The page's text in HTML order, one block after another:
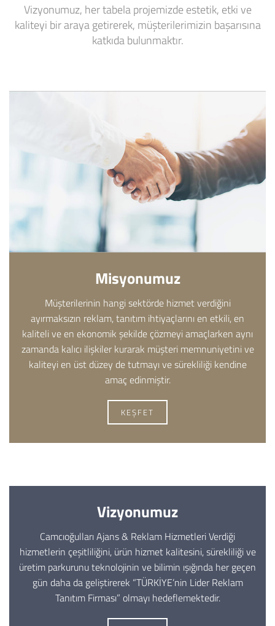
Vizyonumuz, her tabela projemizde estetik, etki ve
kaliteyi bir araya getirerek, müşterilerimizin başarısına
katkıda bulunmaktır.
Misyonumuz
Müşterilerinin hangi sektörde hizmet verdiğini
ayırmaksızın reklam, tanıtım ihtiyaçlarını en etkili, en
kaliteli ve en ekonomik şekilde çözmeyi amaçlarken aynı
zamanda kalıcı ilişkiler kurarak müşteri memnuniyetini ve
kaliteyi en üst düzey de tutmayı ve sürekliliği kendine
amaç edinmiştir.
KEŞFET
Vizyonumuz
Camcıoğulları Ajans & Reklam Hizmetleri Verdiği
hizmetlerin çeşitliliğini, ürün hizmet kalitesini, sürekliliği ve
üretim parkurunu teknolojinin ve bilimin ışığında her geçen
gün daha da geliştirerek “TÜRKİYE’nin Lider Reklam
Tanıtım Firması” olmayı hedeflemektedir.